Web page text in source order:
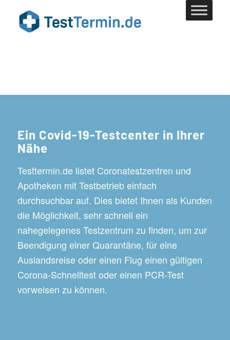
Ein Covid-19-Testcenter in Ihrer
Nähe
Testtermin.de listet Coronatestzentren und
Apotheken mit Testbetrieb einfach
durchsuchbar auf. Dies bietet Ihnen als Kunden
die Möglichkeit, sehr schnell ein
nahegelegenes Testzentrum zu finden, um zur
Beendigung einer Quarantäne, für eine
Auslandsreise oder einen Flug einen gültigen
Corona-Schnelltest oder einen PCR-Test
vorweisen zu können.